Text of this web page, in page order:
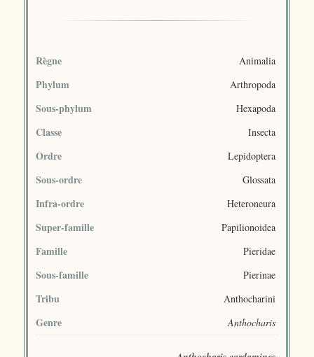
Règne Animalia
Phylum Arthropoda
Sous-phylum Hexapoda
Classe Insecta
Ordre Lepidoptera
Sous-ordre Glossata
Infra-ordre Heteroneura
Super-famille Papilionoidea
Famille Pieridae
Sous-famille Pierinae
Tribu Anthocharini
Genre Anthocharis